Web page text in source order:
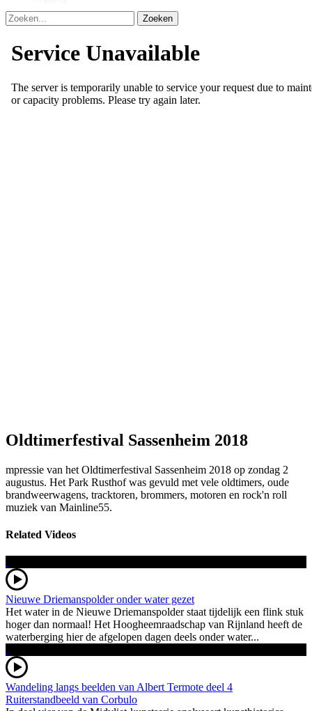
Zoeken
Oldtimerfestival Sassenheim 2018
mpressie van het Oldtimerfestival Sassenheim 2018 op zondag 2
augustus. Het Park Rusthof was gevuld met vele oldtimers, oude
brandweerwagens, tracktoren, brommers, motoren en rock'n roll
muziek van Mainline55.
Related Videos
Nieuwe Driemanspolder onder water gezet
Het water in de Nieuwe Driemanspolder staat tijdelijk een flink stuk
hoger dan normaal! Het Hoogheemraadschap van Rijnland heeft de
waterberging hier de afgelopen dagen deels onder water...
Wandeling langs beelden van Albert Termote deel 4
Ruiterstandbeeld van Corbulo